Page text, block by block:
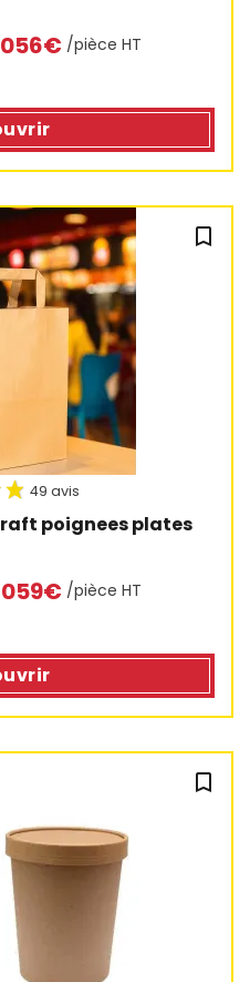
33 avis
13 avis
/pièce HT
bookmark_outline
poignees plates
/pièce HT
bookmark_outline